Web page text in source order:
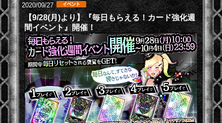
2020/09/27
【9/28(月)より】『毎日もらえる！カード強化週
間イベント』開催！